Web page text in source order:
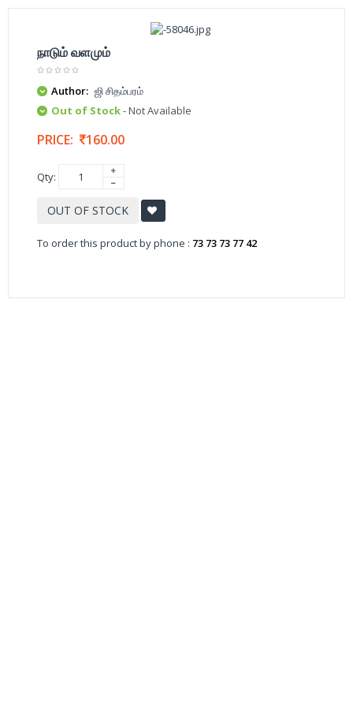
நாடும் வளமும்
Author: ஜி சிதம்பரம்
Out of Stock- Not Available
PRICE: 160.00
Qty:
OUT OF STOCK
To order this product by phone : 73 73 73 77 42